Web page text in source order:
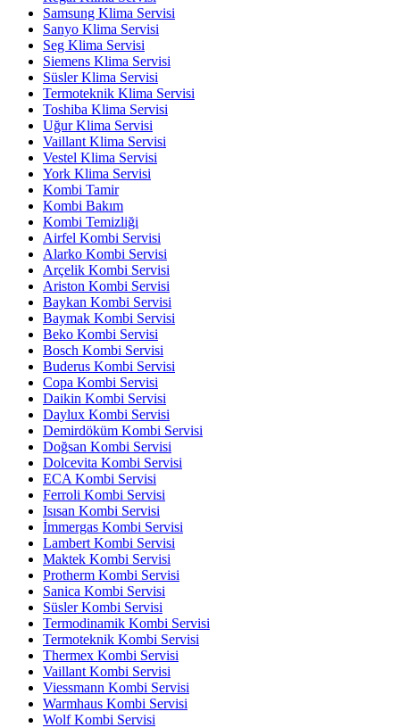
Samsung Klima Servisi
Sanyo Klima Servisi
Seg Klima Servisi
Siemens Klima Servisi
Süsler Klima Servisi
Termoteknik Klima Servisi
Toshiba Klima Servisi
Uğur Klima Servisi
Vaillant Klima Servisi
Vestel Klima Servisi
York Klima Servisi
Kombi Tamir
Kombi Bakım
Kombi Temizliği
Airfel Kombi Servisi
Alarko Kombi Servisi
Arçelik Kombi Servisi
Ariston Kombi Servisi
Baykan Kombi Servisi
Baymak Kombi Servisi
Beko Kombi Servisi
Bosch Kombi Servisi
Buderus Kombi Servisi
Copa Kombi Servisi
Daikin Kombi Servisi
Daylux Kombi Servisi
Demirdöküm Kombi Servisi
Doğsan Kombi Servisi
Dolcevita Kombi Servisi
ECA Kombi Servisi
Ferroli Kombi Servisi
Isısan Kombi Servisi
İmmergas Kombi Servisi
Lambert Kombi Servisi
Maktek Kombi Servisi
Protherm Kombi Servisi
Sanica Kombi Servisi
Süsler Kombi Servisi
Termodinamik Kombi Servisi
Termoteknik Kombi Servisi
Thermex Kombi Servisi
Vaillant Kombi Servisi
Viessmann Kombi Servisi
Warmhaus Kombi Servisi
Wolf Kombi Servisi